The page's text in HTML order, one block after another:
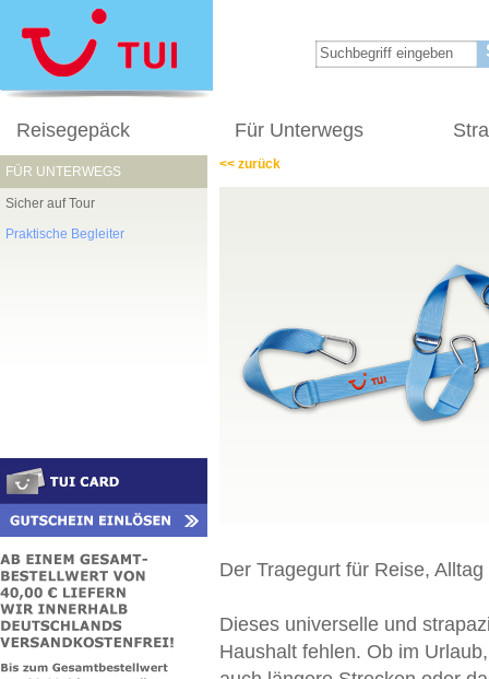
Reisegepäck Für Unterwegs
FÜR UNTERWEGS
Sicher auf Tour
Praktische Begleiter
<< zurück
Der Tragegurt für Reise,
Dieses universelle und
Haushalt fehlen. Ob im